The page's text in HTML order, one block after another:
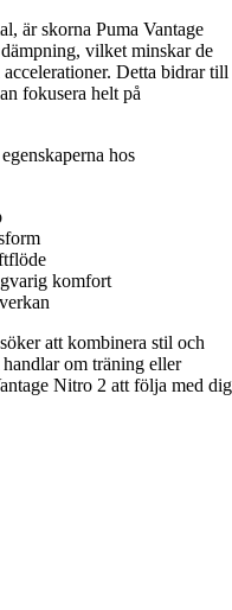
är skorna Puma Vantage
vilket minskar de
Detta bidrar till
fokusera helt på
hos
komfort
att kombinera stil och
om träning eller
Nitro 2 att följa med dig